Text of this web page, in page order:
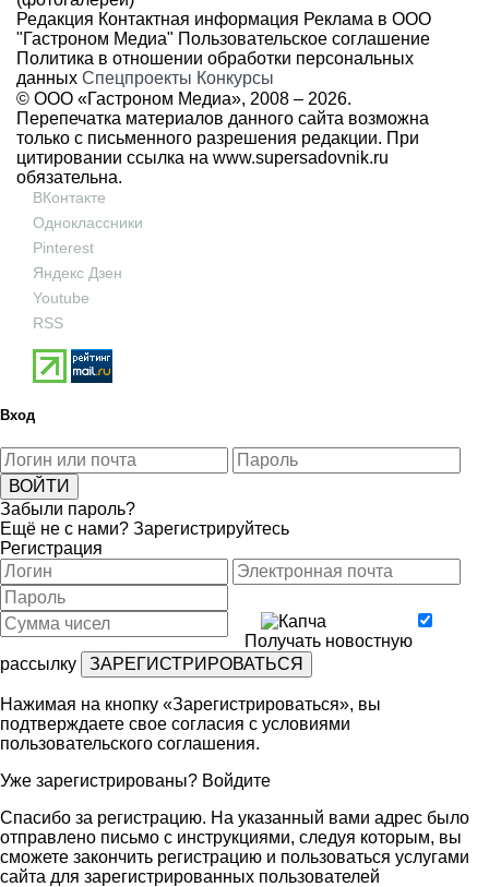
Редакция Контактная информация Реклама в ООО
"Гастроном Медиа" Пользовательское соглашение
Политика в отношении обработки персональных
данных Спецпроекты Конкурсы
© ООО «Гастроном Медиа», 2008 – 2026.
Перепечатка материалов данного сайта возможна
только с письменного разрешения редакции. При
цитировании ссылка на www.supersadovnik.ru
обязательна.
ВКонтакте
Одноклассники
Pinterest
Яндекс Дзен
Youtube
RSS
Вход
Забыли пароль?
Ещё не с нами? Зарегистрируйтесь
Регистрация
Получать новостную
рассылку
Нажимая на кнопку «Зарегистрироваться», вы
подтверждаете свое согласия с условиями
пользовательского соглашения.
Уже зарегистрированы? Войдите
Спасибо за регистрацию. На указанный вами адрес было
отправлено письмо с инструкциями, следуя которым, вы
сможете закончить регистрацию и пользоваться услугами
сайта для зарегистрированных пользователей